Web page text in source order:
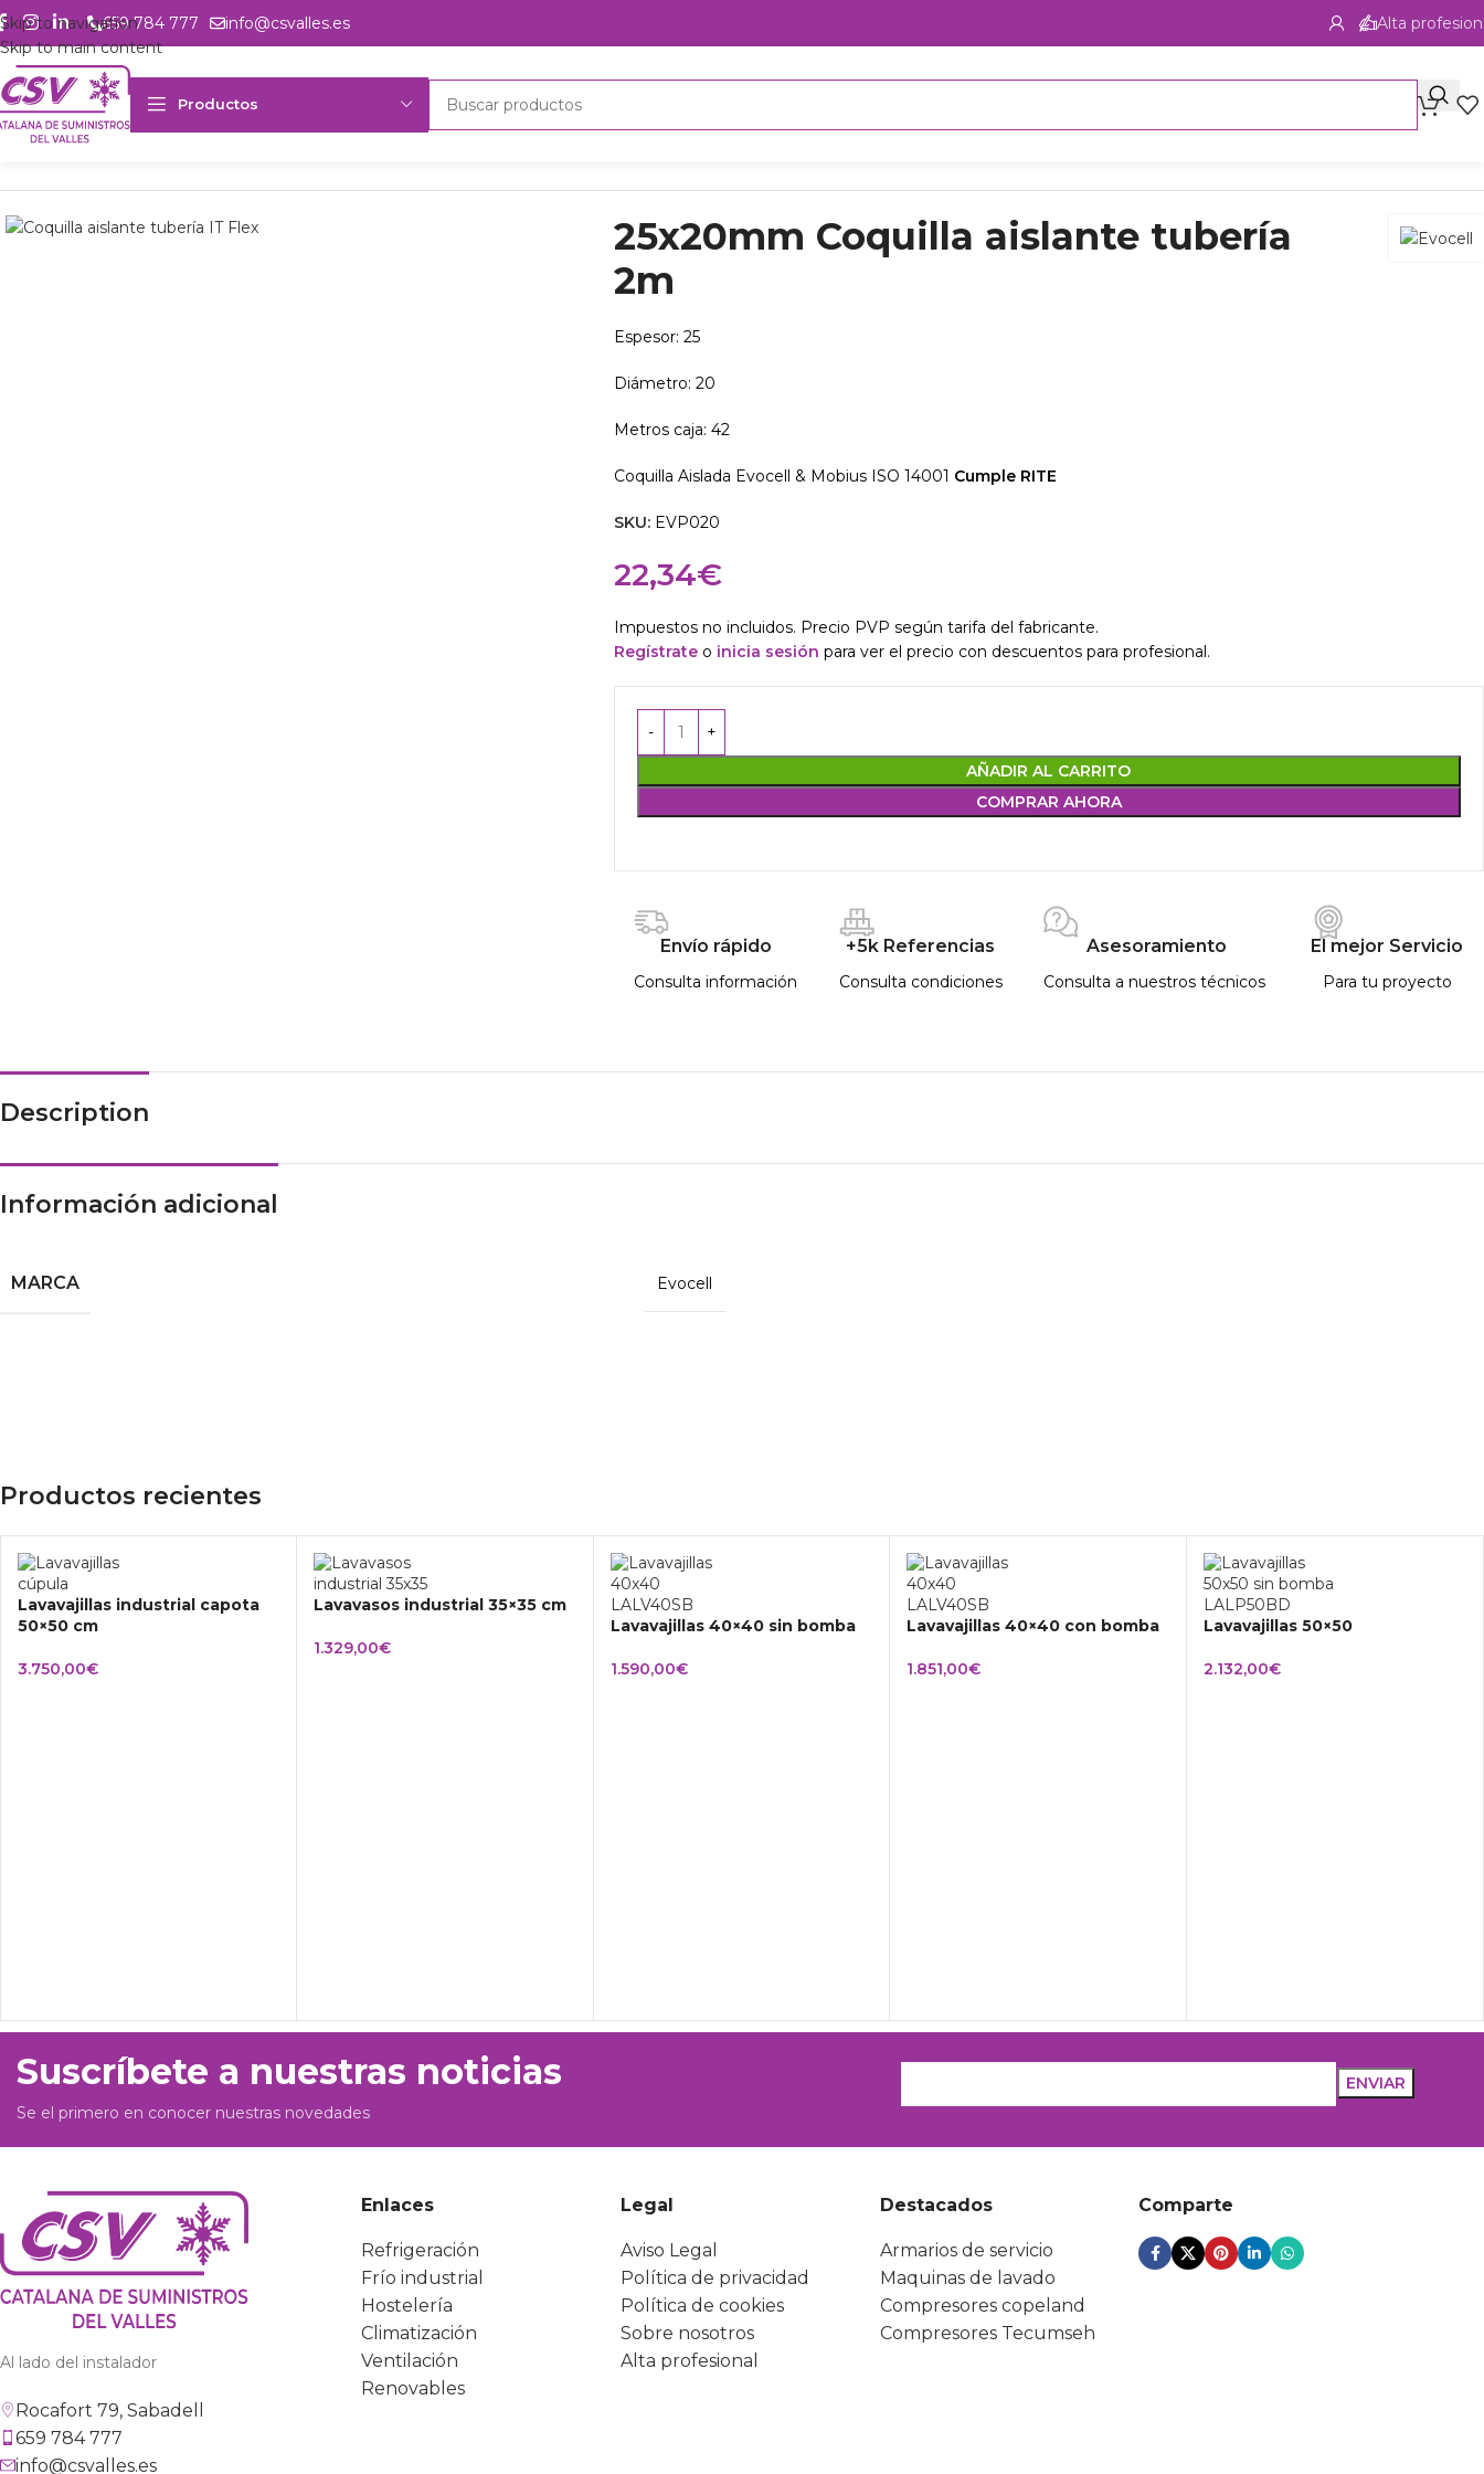
Skip to navigation
Skip to main content
659 784 777 info@csvalles.es Alta
Productos
Inicio Productos
25x20mm Coquilla aislante tubería
2m
Espesor: 25
Diámetro: 20
Metros caja: 42
Coquilla Aislada Evocell & Mobius ISO 14001 Cumple RITE
SKU: EVP020
22,34€
Impuestos no incluidos. Precio PVP según tarifa del fabricante.
Regístrateo inicia sesión para ver el precio con descuentos para profesional.
AÑADIR AL CARRITO
COMPRAR AHORA
Envío rápido
Consulta información
+5k Referencias
Consulta condiciones
Asesoramiento
Consulta a nuestros técnicos
El mejor Servicio
Para tu proyecto
Description
Información adicional
MARCA Evocell
Productos recientes
Lavavajillas industrial capota
50×50 cm
3.750,00€
Lavavasos industrial 35×35 cm
1.329,00€
Lavavajillas 40×40 sin bomba
1.590,00€
Lavavajillas 40×40 con bomba
1.851,00€
Lavavajillas 50×50
2.132,00€
Suscríbete a nuestras noticias
Se el primero en conocer nuestras novedades
Al lado del instalador
Rocafort 79, Sabadell
659 784 777
info@csvalles.es
Enlaces
Refrigeración
Frío industrial
Hostelería
Climatización
Ventilación
Renovables
Legal
Aviso Legal
Política de privacidad
Política de cookies
Sobre nosotros
Alta profesional
Destacados
Armarios de servicio
Maquinas de lavado
Compresores copeland
Compresores Tecumseh
Comparte